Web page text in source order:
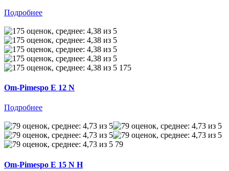
Подробнее
175
Om-Pimespo E 12 N
Подробнее
79
Om-Pimespo E 15 N H